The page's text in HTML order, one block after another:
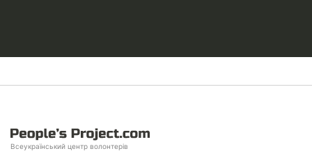
Всеукраїнський центр волонтерів